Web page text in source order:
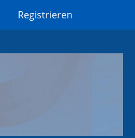
Registrieren